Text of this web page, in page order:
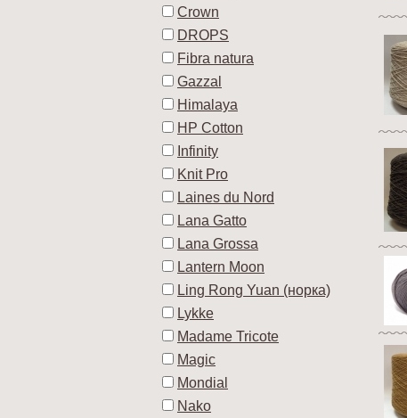
Crown
DROPS
Fibra natura
Gazzal
Himalaya
HP Cotton
Infinity
Knit Pro
Laines du Nord
Lana Gatto
Lana Grossa
Lantern Moon
Ling Rong Yuan (норка)
Lykke
Madame Tricote
Magic
Mondial
Nako